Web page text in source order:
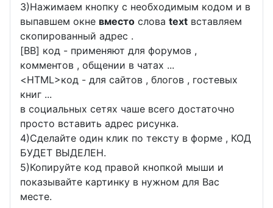
3)Нажимаем кнопку с необходимым кодом и в
выпавшем окне вместо слова text вставляем
скопированный адрес .
[BB] код - применяют для форумов ,
комментов , общении в чатах ...
<HTML>код - для сайтов , блогов , гостевых
книг ...
в социальных сетях чаше всего достаточно
просто вставить адрес рисунка.
4)Сделайте один клик по тексту в форме , КОД
БУДЕТ ВЫДЕЛЕН.
5)Копируйте код правой кнопкой мыши и
показывайте картинку в нужном для Вас
месте.